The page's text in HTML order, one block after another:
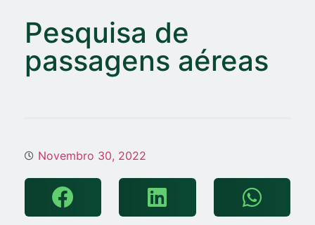
Pesquisa de
passagens aéreas
Novembro 30, 2022